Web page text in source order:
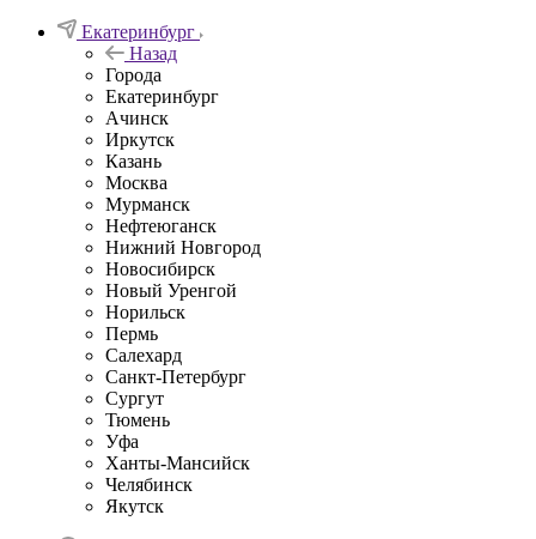
Екатеринбург
Назад
Города
Екатеринбург
Ачинск
Иркутск
Казань
Москва
Мурманск
Нефтеюганск
Нижний Новгород
Новосибирск
Новый Уренгой
Норильск
Пермь
Салехард
Санкт-Петербург
Сургут
Тюмень
Уфа
Ханты-Мансийск
Челябинск
Якутск